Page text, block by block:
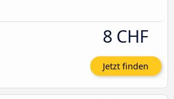
8 CHF
Jetzt finden